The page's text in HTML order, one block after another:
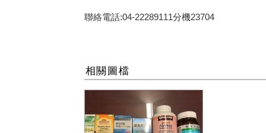
聯絡電話:04-22289111分機23704
相關圖檔